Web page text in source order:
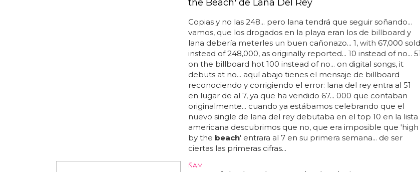
Pilla más info en el facebook del barcelona
avicii y david guetta, juntos en el barcelona
beach
festival...
¿quién ha dicho que el edm está muerto? ¿nosotros en la
review de 'britney jean'? ¡qué va! david guetta y avicii van a
demostrarnos lo contrario en el nuevo festival que prepara la
ciudad condal: barcelonabeach festival... el cartel lo
completan steve angello, the zombie kids y djs locales como
marçal ventura, àlex de guirior así como oliver schmitz... ni se
te ocurra faltar o conseguiremos que will... el primer festival
en la playa tendrá lugar el próximo sábado 26 de julio en la
platja de la pau, en el fòrum de barcelona... vamos, que se
estará bien fresquito...
DROGADOS EN LA PLAYA LOS DE BILLBOARD
Un error de Billboard convierte en éxito 'High By
the Beach' de Lana Del Rey